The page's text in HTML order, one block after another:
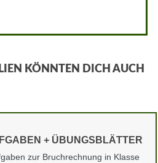
KÖNNTEN DICH AUCH
+ ÜBUNGSBLÄTTER
zur Bruchrechnung in Klasse